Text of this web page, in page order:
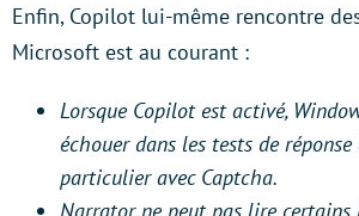
Enfin, Copilot lui-même rencontre
Microsoft est au courant :
Lorsque Copilot est activé,
échouer dans les tests de réponse
particulier avec Captcha.
Narrator ne peut pas lire certains